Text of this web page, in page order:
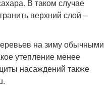
В таком случае
верхний слой –
на зиму обычными
утепление менее
насаждений также